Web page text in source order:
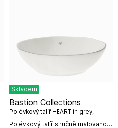
Skladem
Polévkový talíř s ručně malovanou
Bastion Collections
Polévkový talíř HEART in grey,
21x5cm